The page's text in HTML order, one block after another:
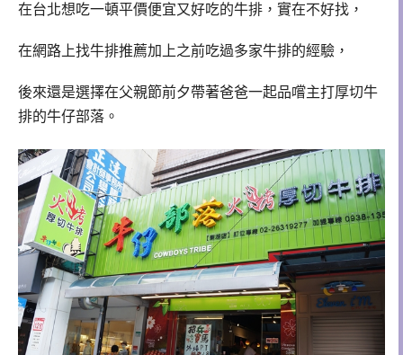
在台北想吃一頓平價便宜又好吃的牛排，實在不好找，
在網路上找牛排推薦加上之前吃過多家牛排的經驗，
後來還是選擇在父親節前夕帶著爸爸一起品嚐主打厚切牛
排的牛仔部落。